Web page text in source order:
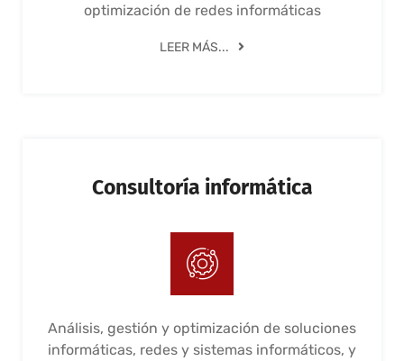
optimización de redes informáticas
LEER MÁS...
Consultoría informática
Análisis, gestión y optimización de soluciones
informáticas, redes y sistemas informáticos, y